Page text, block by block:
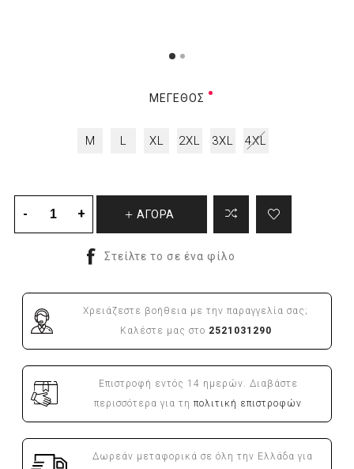
ΜΈΓΕΘΟΣ
M L XL 2XL 3XL 4XL
ΑΓΟΡΑ
Χρειάζεστε βοήθεια με την παραγγελία σας;
Καλέστε μας στο 2521031290
Επιστροφή εντός 14 ημερών. Διαβάστε
περισσότερα για τηπολιτική επιστροφών
Δωρεάν μεταφορικά σε όλη την Ελλάδα για